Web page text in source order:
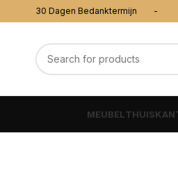
30 Dagen Bedanktermijn -
MEUBEL